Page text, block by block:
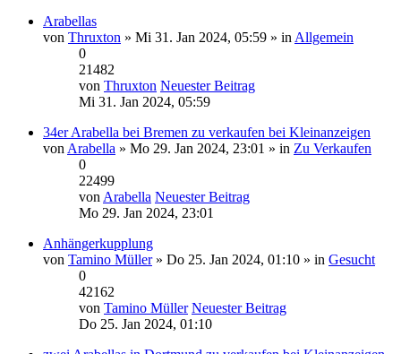
Arabellas
von Thruxton » Mi 31. Jan 2024, 05:59 » in Allgemein
0
21482
von Thruxton Neuester Beitrag
Mi 31. Jan 2024, 05:59
34er Arabella bei Bremen zu verkaufen bei Kleinanzeigen
von Arabella » Mo 29. Jan 2024, 23:01 » in Zu Verkaufen
0
22499
von Arabella Neuester Beitrag
Mo 29. Jan 2024, 23:01
Anhängerkupplung
von Tamino Müller» Do 25. Jan 2024, 01:10 » in Gesucht
0
42162
von Tamino Müller Neuester Beitrag
Do 25. Jan 2024, 01:10